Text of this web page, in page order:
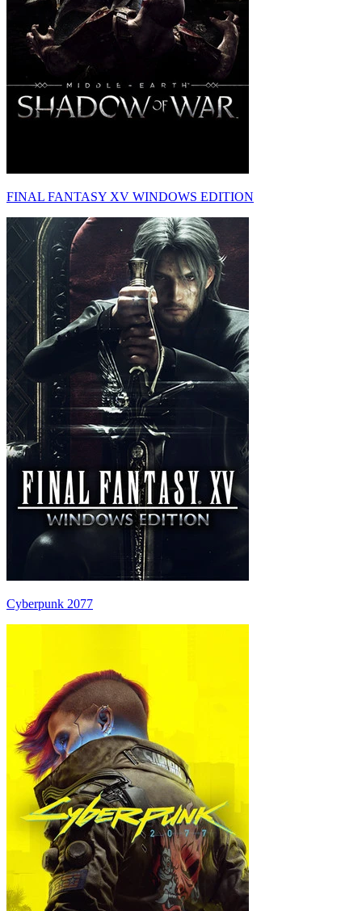
FINAL FANTASY XV WINDOWS EDITION
Cyberpunk 2077